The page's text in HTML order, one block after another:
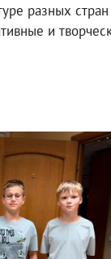
разных стран
и